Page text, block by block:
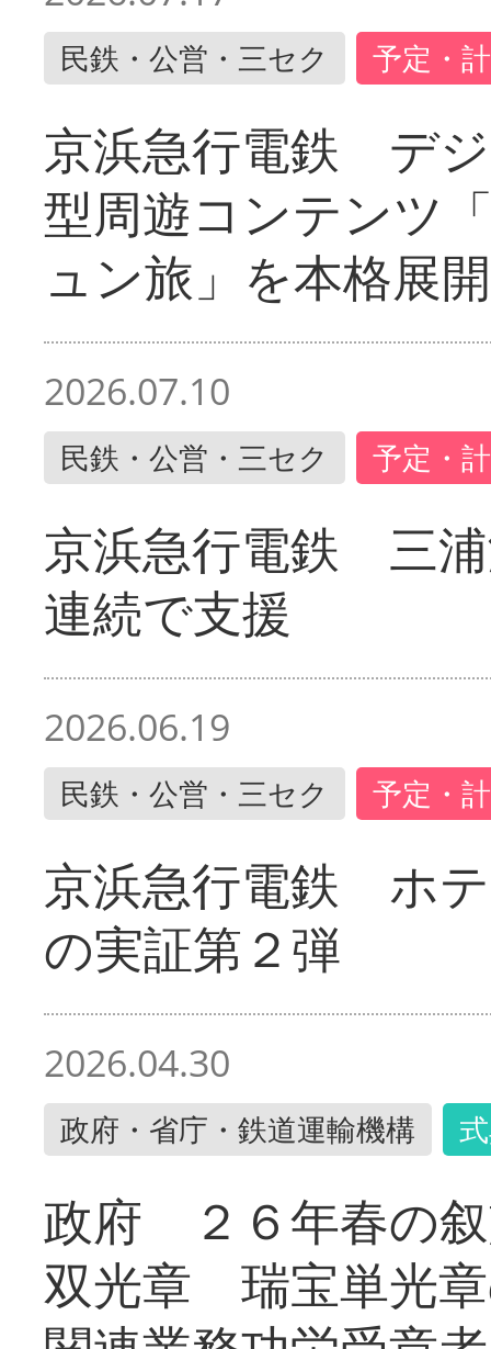
民鉄・公営・三セク 予定・
京浜急行電鉄 デ
型周遊コンテンツ
ュン旅」を本格展開
2026.07.10
民鉄・公営・三セク 予定・
京浜急行電鉄 三
連続で支援
2026.06.19
民鉄・公営・三セク 予定・
京浜急行電鉄 ホ
の実証第２弾
2026.04.30
政府・省庁・鉄道運輸機構
政府 ２６年春の
双光章 瑞宝単光